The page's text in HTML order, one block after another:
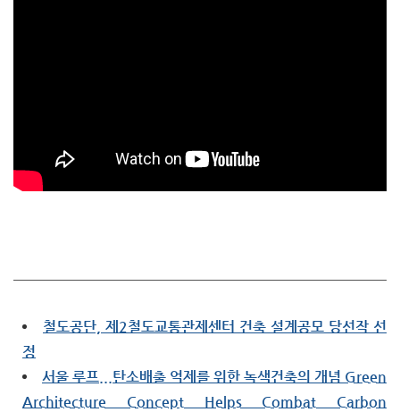
철도공단, 제2철도교통관제센터 건축 설계공모 당선작 선
정
서울 루프...탄소배출 억제를 위한 녹색건축의 개념 Green
Architecture Concept Helps Combat Carbon